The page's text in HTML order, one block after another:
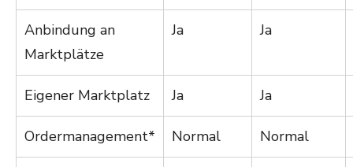
Anbindung an
Marktplätze
Ja Ja
Eigener Marktplatz Ja Ja
Ordermanagement* Normal Normal